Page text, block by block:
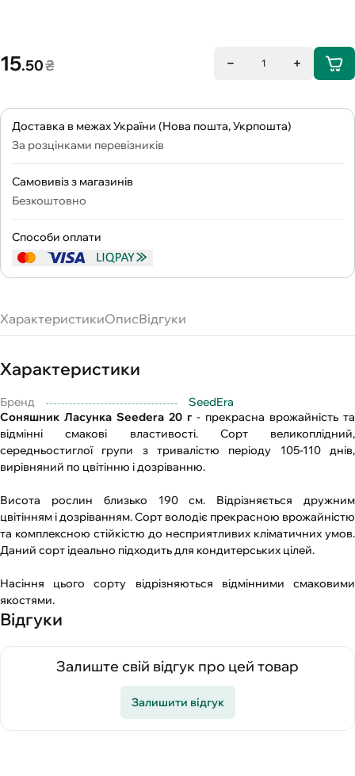
15.50₴ 1
Доставка в межах України (Нова пошта, Укрпошта)
За розцінками перевізників
Самовивіз з магазинів
Безкоштовно
Способи оплати
ХарактеристикиОписВідгуки
Характеристики
Бренд
SeedEra
Соняшник Ласунка Seedera 20 г- прекрасна врожайність та
відмінні смакові властивості. Сорт великоплідний,
середньостиглої групи з тривалістю періоду 105-110 днів,
вирівняний по цвітінню і дозріванню.
Висота рослин близько 190 см. Відрізняється дружним
цвітінням і дозріванням. Сорт володіє прекрасною врожайністю
та комплексною стійкістю до несприятливих кліматичних умов.
Даний сорт ідеально підходить для кондитерських цілей.
Насіння цього сорту відрізняються відмінними смаковими
якостями.
Відгуки
Залиште свій відгук про цей товар
Залишити відгук